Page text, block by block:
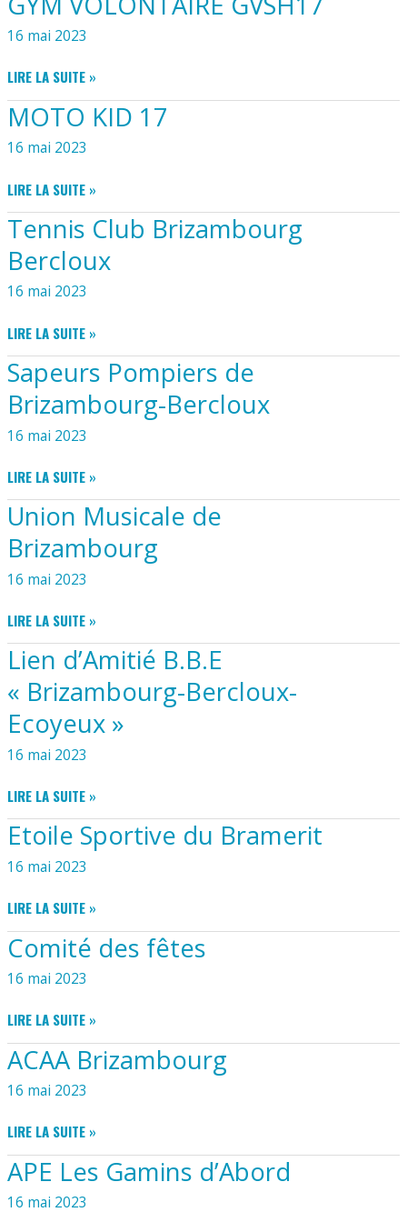
16 mai 2023
GYM
VOLONTAIRE
GVSH17
LIRE LA SUITE »
MOTO KID 17
16 mai 2023
MOTO
KID
17
LIRE LA SUITE »
Tennis Club Brizambourg
Bercloux
16 mai 2023
TENNIS
CLUB
BRIZAMBOURG
BERCLOUX
LIRE LA SUITE »
Sapeurs Pompiers de
Brizambourg-Bercloux
16 mai 2023
SAPEURS
POMPIERS
DE
BRIZAMBOURG-
BERCLOUX
LIRE LA SUITE »
Union Musicale de
Brizambourg
16 mai 2023
UNION
MUSICALE
BRIZAMBOURG
LIRE LA SUITE »
Lien d’Amitié B.B.E
« Brizambourg-Bercloux-
Ecoyeux »
16 mai 2023
LIEN
D’AMITIÉ
B.B.E
« BRIZAMBOURG-
BERCLOUX-
LIRE LA SUITE »
Etoile Sportive du Bramerit
16 mai 2023
ETOILE
SPORTIVE
DU
LIRE LA SUITE »
Comité des fêtes
16 mai 2023
COMITÉ
DES
FÊTES
LIRE LA SUITE »
ACAA Brizambourg
16 mai 2023
ACAA
BRIZAMBOURG
LIRE LA SUITE »
APE Les Gamins d’Abord
16 mai 2023